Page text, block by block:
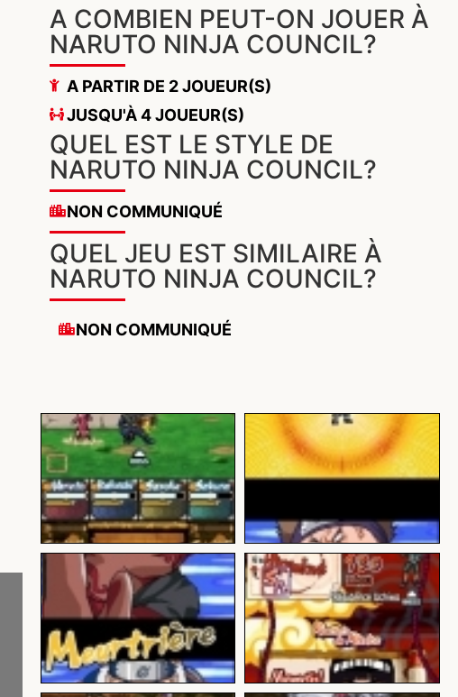
A COMBIEN PEUT-ON JOUER À
NARUTO NINJA COUNCIL?
A PARTIR DE 2 JOUEUR(S)
JUSQU'À 4 JOUEUR(S)
QUEL EST LE STYLE DE
NARUTO NINJA COUNCIL?
NON COMMUNIQUÉ
QUEL JEU EST SIMILAIRE À
NARUTO NINJA COUNCIL?
NON COMMUNIQUÉ